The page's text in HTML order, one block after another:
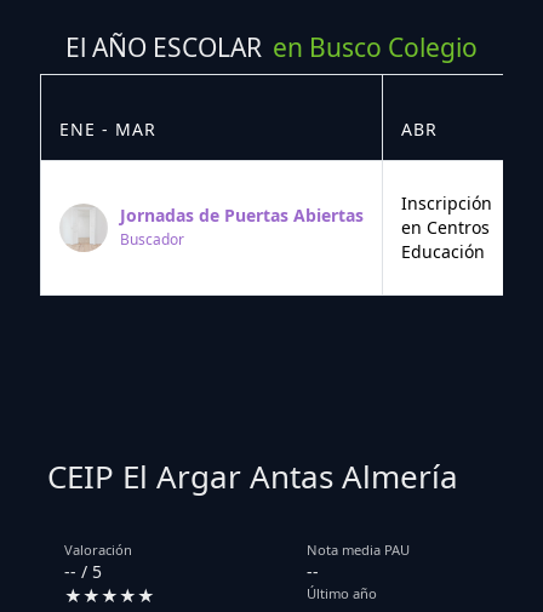
El AÑO ESCOLAR en Busco Colegio
ENE - MAR ABR
Jornadas de Puertas Abiertas
Buscador
Inscripción
en Centros
Educación
CEIP El Argar Antas Almería
Valoración
-- / 5
★★★★★
Nota media PAU
--
Último año